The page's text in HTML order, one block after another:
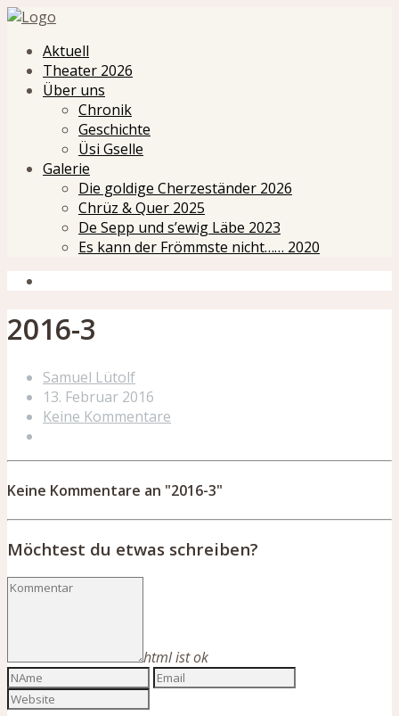
Aktuell
Theater 2026
Über uns
Chronik
Geschichte
Üsi Gselle
Galerie
Die goldige Cherzeständer 2026
Chrüz & Quer 2025
De Sepp und s’ewig Läbe 2023
Es kann der Frömmste nicht…… 2020
2016-3
Samuel Lütolf
13. Februar 2016
Keine Kommentare
Keine Kommentare an "2016-3"
Möchtest du etwas schreiben?
html ist ok